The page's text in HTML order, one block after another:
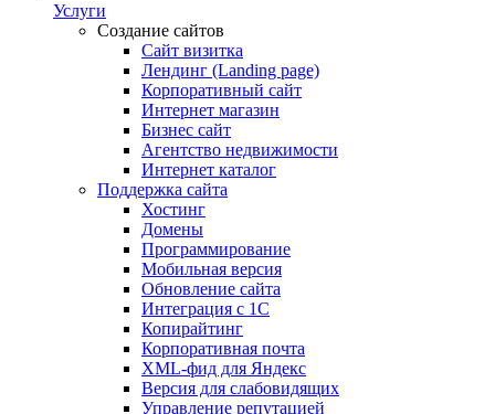
Услуги
Создание сайтов
Сайт визитка
Лендинг (Landing page)
Корпоративный сайт
Интернет магазин
Бизнес сайт
Агентство недвижимости
Интернет каталог
Поддержка сайта
Хостинг
Домены
Программирование
Мобильная версия
Обновление сайта
Интеграция с 1С
Копирайтинг
Корпоративная почта
XML-фид для Яндекс
Версия для слабовидящих
Управление репутацией